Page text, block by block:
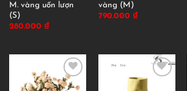
M. vàng uốn lượn
(S)
280.000 ₫
vàng (M)
790.000 ₫